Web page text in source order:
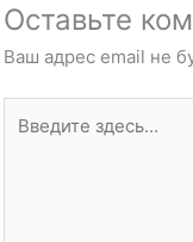
Оставьте
Ваш адрес email не
здесь...